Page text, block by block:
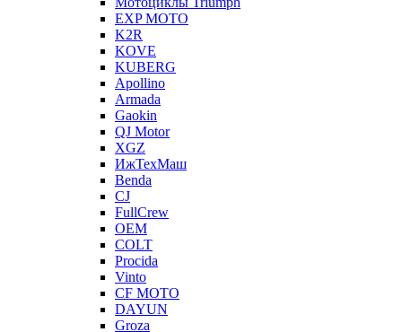
EXP MOTO
K2R
KOVE
KUBERG
Apollino
Armada
Gaokin
QJ Motor
XGZ
ИжТехМаш
Benda
CJ
FullCrew
OEM
COLT
Procida
Vinto
CF MOTO
DAYUN
Groza